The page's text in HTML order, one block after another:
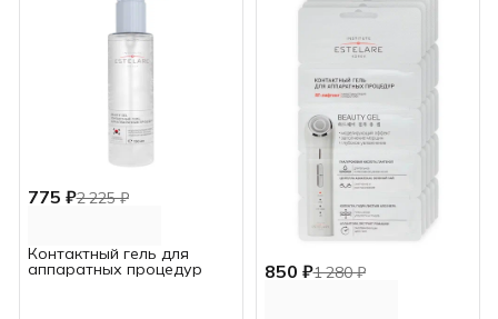
775 ₽2 225 ₽
Контактный гель для
аппаратных процедур 850 ₽1 280 ₽